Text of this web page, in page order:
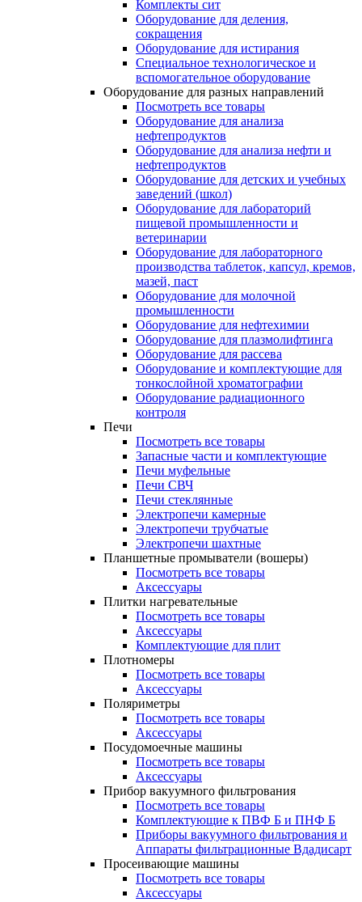
Комплекты сит
Оборудование для деления,
сокращения
Оборудование для истирания
Специальное технологическое и
вспомогательное оборудование
Оборудование для разных направлений
Посмотреть все товары
Оборудование для анализа
нефтепродуктов
Оборудование для анализа нефти и
нефтепродуктов
Оборудование для детских и учебных
заведений (школ)
Оборудование для лабораторий
пищевой промышленности и
ветеринарии
Оборудование для лабораторного
производства таблеток, капсул, кремов,
мазей, паст
Оборудование для молочной
промышленности
Оборудование для нефтехимии
Оборудование для плазмолифтинга
Оборудование для рассева
Оборудование и комплектующие для
тонкослойной хроматографии
Оборудование радиационного
контроля
Печи
Посмотреть все товары
Запасные части и комплектующие
Печи муфельные
Печи СВЧ
Печи стеклянные
Электропечи камерные
Электропечи трубчатые
Электропечи шахтные
Планшетные промыватели (вошеры)
Посмотреть все товары
Аксессуары
Плитки нагревательные
Посмотреть все товары
Аксессуары
Комплектующие для плит
Плотномеры
Посмотреть все товары
Аксессуары
Поляриметры
Посмотреть все товары
Аксессуары
Посудомоечные машины
Посмотреть все товары
Аксессуары
Прибор вакуумного фильтрования
Посмотреть все товары
Комплектующие к ПВФ Б и ПНФ Б
Приборы вакуумного фильтрования и
Аппараты фильтрационные Вдадисарт
Просеивающие машины
Посмотреть все товары
Аксессуары